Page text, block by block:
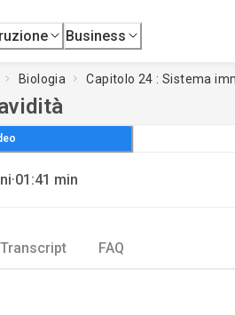
Business
Biologia Capitolo 24 : Sistema
·01:41 min
Transcript FAQ